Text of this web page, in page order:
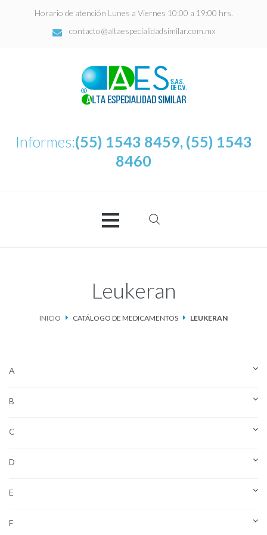
Horario de atención Lunes a Viernes 10:00 a 19:00 hrs.
contacto@altaespecialidadsimilar.com.mx
Informes:(55) 1543 8459, (55) 1543
8460
Catálogo de Medicamentos
Ketosteril®
Leukeran
INICIO CATÁLOGO DE MEDICAMENTOS LEUKERAN
A
B
C
D
E
F